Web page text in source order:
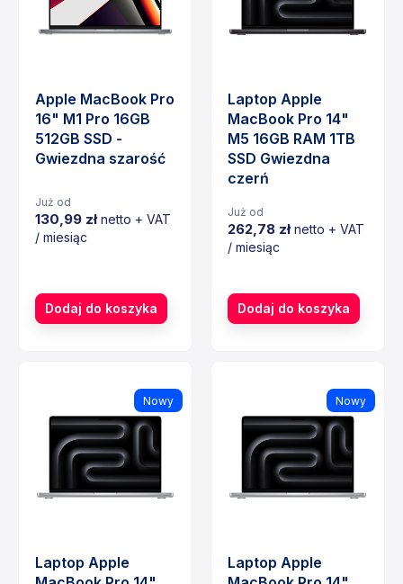
Apple MacBook Pro
16" M1 Pro 16GB
512GB SSD -
Gwiezdna szarość
Już od
130,99 złnetto + VAT
/ miesiąc
Dodaj do koszyka
Laptop Apple
MacBook Pro 14"
M5 16GB RAM 1TB
SSD Gwiezdna
czerń
Już od
262,78 złnetto + VAT
/ miesiąc
Dodaj do koszyka
Nowy
Laptop Apple
Nowy
Laptop Apple